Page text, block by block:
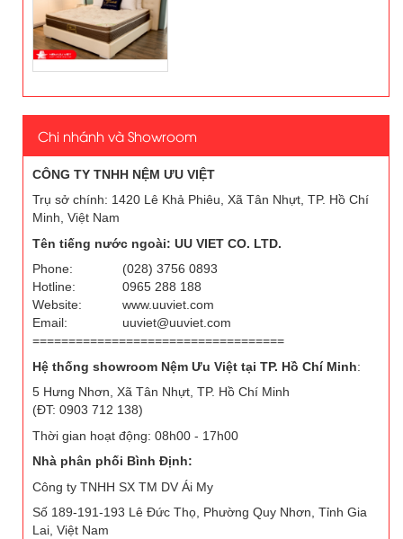
Chi nhánh và Showroom
CÔNG TY TNHH NỆM ƯU VIỆT
Trụ sở chính: 1420 Lê Khả Phiêu, Xã Tân Nhựt, TP. Hồ Chí
Minh, Việt Nam
Tên tiếng nước ngoài: UU VIET CO. LTD.
Phone:
(028) 3756 0893
Hotline:
0965 288 188
Website:
www.uuviet.com
Email:
uuviet@uuviet.com
===================================
Hệ thống showroom Nệm Ưu Việt tại TP. Hồ Chí Minh:
5 Hưng Nhơn, Xã Tân Nhựt, TP. Hồ Chí Minh
(ĐT: 0903 712 138)
Thời gian hoạt động: 08h00 - 17h00
Nhà phân phối Bình Định:
Công ty TNHH SX TM DV Ái My
Số 189-191-193 Lê Đức Thọ, Phường Quy Nhơn, Tỉnh Gia
Lai, Việt Nam